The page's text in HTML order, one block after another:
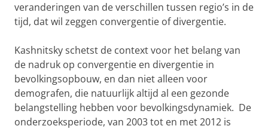
veranderingen van de verschillen tussen regio’s in de
tijd, dat wil zeggen convergentie of divergentie.
Kashnitsky schetst de context voor het belang van
de nadruk op convergentie en divergentie in
bevolkingsopbouw, en dan niet alleen voor
demografen, die natuurlijk altijd al een gezonde
belangstelling hebben voor bevolkingsdynamiek. De
onderzoeksperiode, van 2003 tot en met 2012 is